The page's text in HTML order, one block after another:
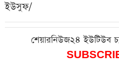
ইউসুফ/
শেয়ারনিউজ২৪ ইউটিউব